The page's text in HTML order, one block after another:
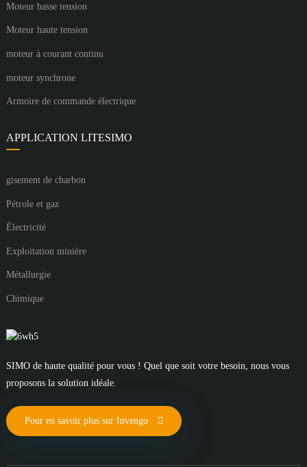
Moteur basse tension
Moteur haute tension
moteur à courant continu
moteur synchrone
Armoire de commande électrique
APPLICATION LITESIMO
gisement de charbon
Pétrole et gaz
Électricité
Exploitation minière
Métallurgie
Chimique
SIMO de haute qualité pour vous ! Quel que soit votre besoin, nous vous
proposons la solution idéale.
Pour en savoir plus sur Invengo